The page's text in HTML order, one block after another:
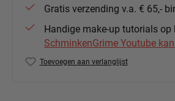
Gratis verzending v.a. € 65,-
Handige make-up tutorials op
SchminkenGrime Youtube
Toevoegen aan verlanglijst